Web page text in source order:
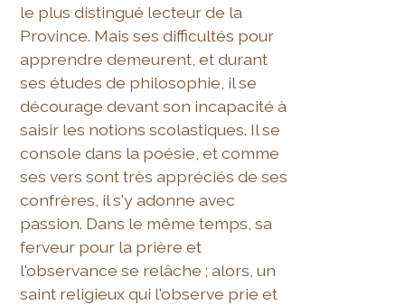
le plus distingué lecteur de la
Province. Mais ses difficultés pour
apprendre demeurent, et durant
ses études de philosophie, il se
décourage devant son incapacité à
saisir les notions scolastiques. Il se
console dans la poésie, et comme
ses vers sont très appréciés de ses
confrères, il s'y adonne avec
passion. Dans le même temps, sa
ferveur pour la prière et
l'observance se relâche ; alors, un
saint religieux qui l'observe prie et